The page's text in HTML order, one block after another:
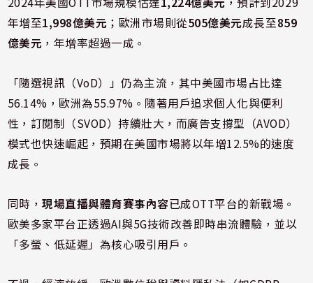
年增至1,998億美元 ；歐洲市場則從505億美元成長至859
億美元 ，年增率超過一成。
「隨選視訊（VoD）」仍為主流，其中美國市場占比達
56.14%，歐洲為55.97%。隨著用戶追求個人化與便利
性，訂閱制（SVOD）持續壯大，而廣告支撐型（AVOD）
模式也快速崛起，預期在美國市場將以年增12.5%的速度
成長。
同時，現場直播與體育賽事內容已成OTT平台的新戰場。
歐美多家平台正透過AI與5G技術改善即時串流體驗，並以
「多螢、低延遲」為核心吸引用戶。